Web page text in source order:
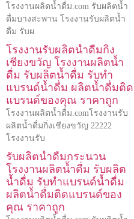
โรงงานผลิตน้ำดื่ม.com รับผลิตน้ำ
ดื่มบางสะพาน โรงงานรับผลิตน้ำ
ดื่ม รับผ
โรงงานรับผลิตน้ำดื่มกิ่ง
เชียงขวัญ โรงงานผลิตน้ำ
ดื่ม รับผลิตน้ำดื่ม รับทำ
แบรนด์น้ำดื่ม ผลิตน้ำดื่มติด
แบรนด์ของคุณ ราคาถูก
โรงงานผลิตน้ำดื่ม.comโรงงานรับ
ผลิตน้ำดื่มกิ่งเชียงขวัญ 22222
โรงงานรับ
รับผลิตน้ำดื่มกระนวน
โรงงานผลิตน้ำดื่ม รับผลิต
น้ำดื่ม รับทำแบรนด์น้ำดื่ม
ผลิตน้ำดื่มติดแบรนด์ของ
คุณ ราคาถูก